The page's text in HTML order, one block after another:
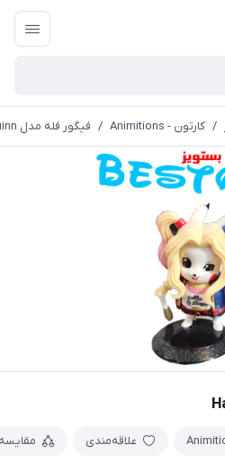
/ کارتون - Animitions / فیگور فله مدل Harley Quinn
علاقه‌مندی